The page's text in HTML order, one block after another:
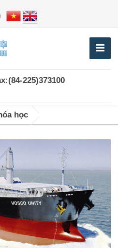
225)373100
học